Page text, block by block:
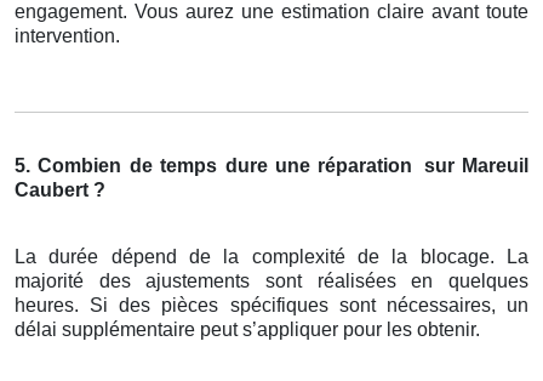
engagement. Vous aurez une estimation claire avant toute
intervention.
5. Combien de temps dure une réparation
sur Mareuil
Caubert ?
La durée dépend de la complexité de la blocage. La
majorité des ajustements sont réalisées en quelques
heures. Si des pièces spécifiques sont nécessaires, un
délai supplémentaire peut s’appliquer pour les obtenir.